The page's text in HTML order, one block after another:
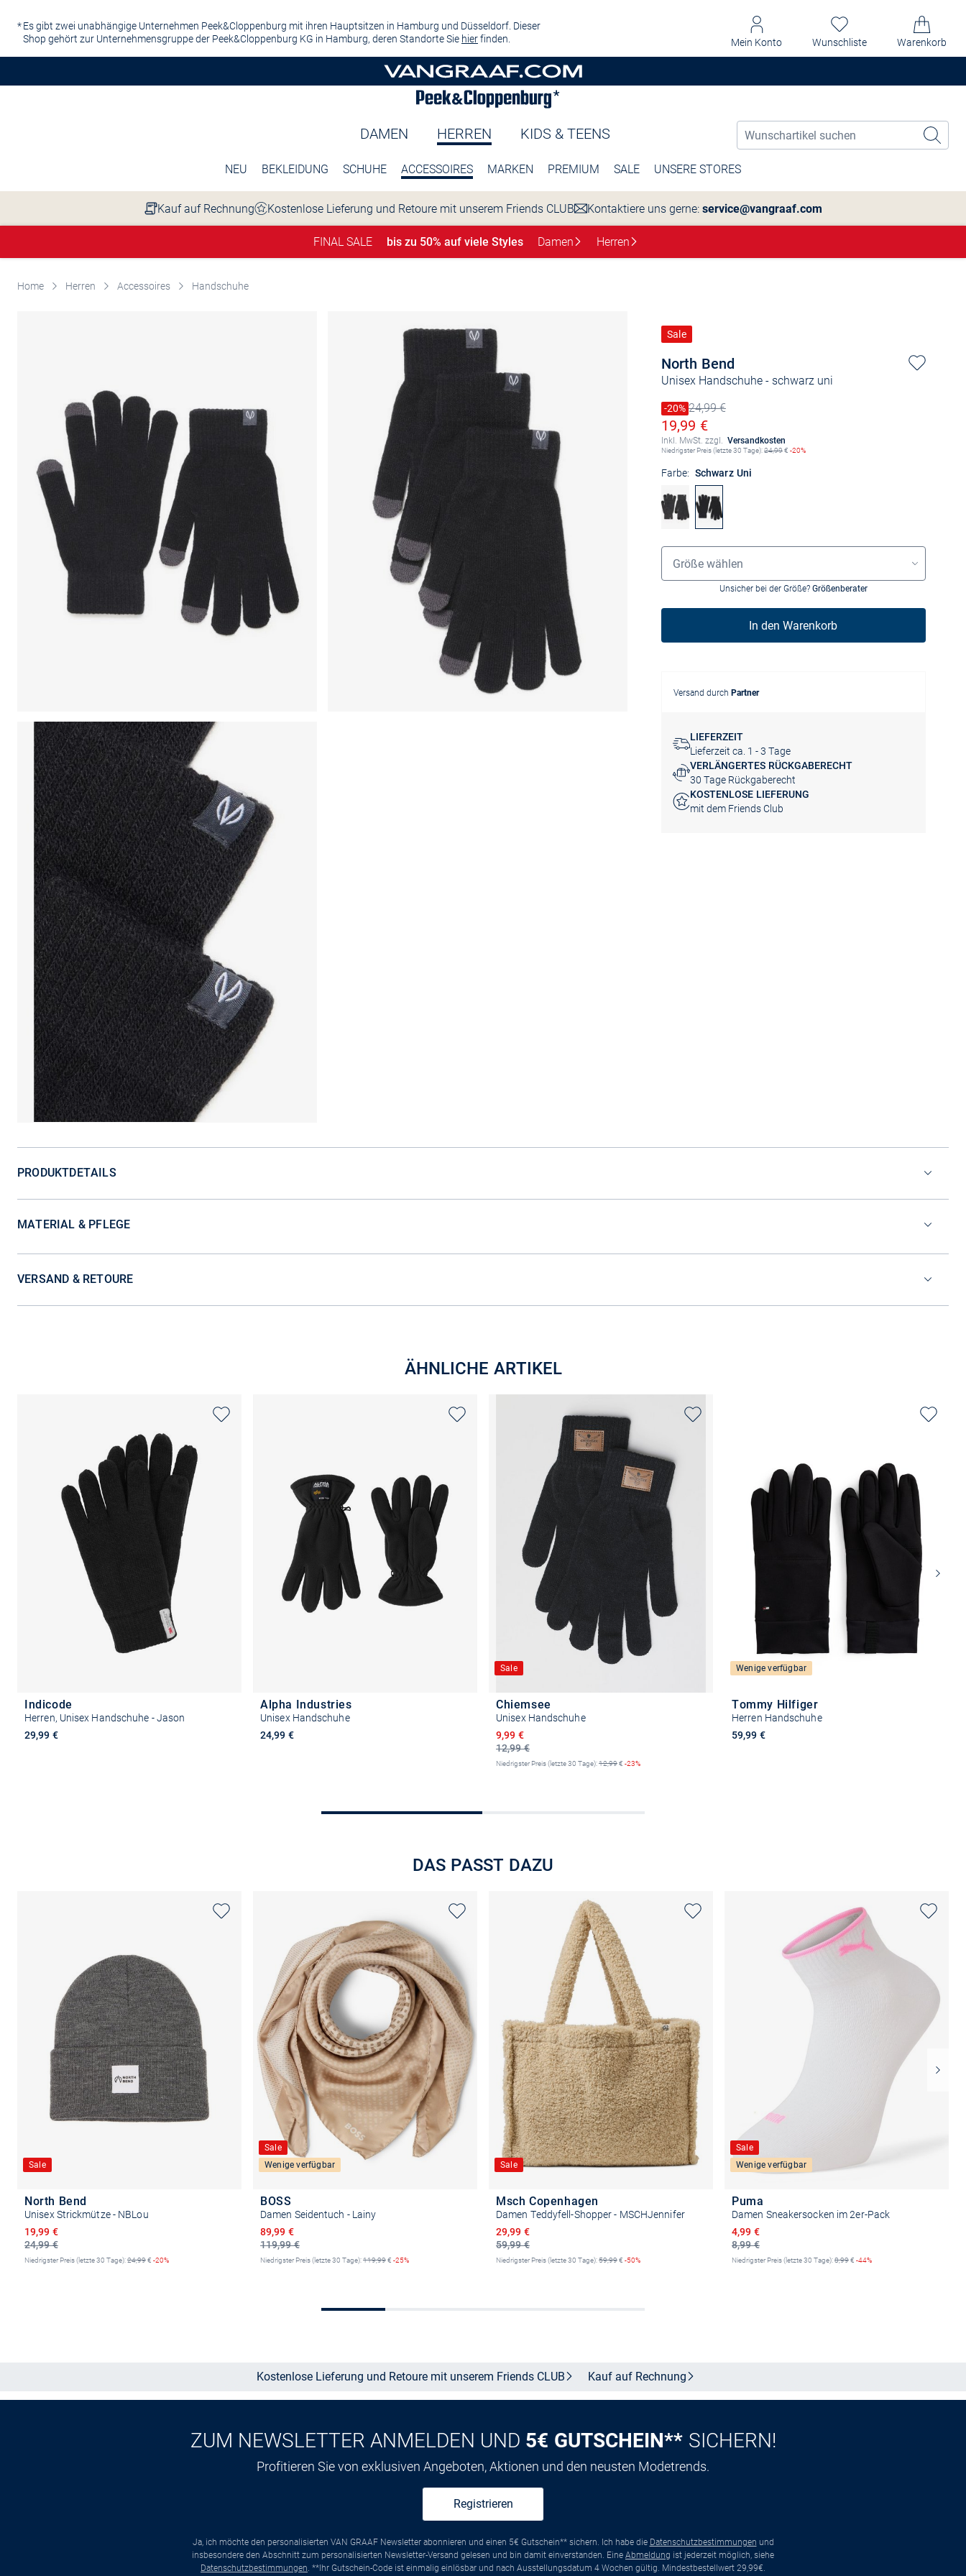
Es gibt zwei unabhängige Unternehmen Peek&Cloppenburg mit ihren Hauptsitzen in Hamburg und Düsseldorf. Dieser
Shop gehört zur Unternehmensgruppe der Peek&Cloppenburg KG in Hamburg, deren Standorte Sie hierfinden. Mein Konto Wunschliste Warenkorb
DAMEN HERREN KIDS & TEENS
NEU BEKLEIDUNG SCHUHE ACCESSOIRES MARKEN PREMIUM SALE UNSERE STORES
Kauf auf Rechnung Kostenlose Lieferung und Retoure mit unserem Friends CLUB Kontaktiere uns gerne: service@vangraaf.com
FINAL SALE bis zu 50% auf viele Styles Damen Herren
Home Herren Accessoires Handschuhe
North Bend
Unisex Handschuhe- schwarz uni
Sale
Preis reduziert um
-20%
Alter Preis24,99 €
Ermäßigter Preis
19,99 €
Inkl. MwSt. zzgl. Versandkosten
Niedrigster Preis (letzte 30 Tage):24,99€ -20%
Farbe: Schwarz Uni
Größenauswahl
Größe wählen
Unsicher bei der Größe? Größenberater
In den Warenkorb
Versand durch Partner
LIEFERZEIT
Lieferzeit ca. 1 - 3 Tage
VERLÄNGERTES RÜCKGABERECHT
30 Tage Rückgaberecht
KOSTENLOSE LIEFERUNG
mit dem Friends Club
PRODUKTDETAILS
MATERIAL & PFLEGE
VERSAND & RETOURE
ÄHNLICHE ARTIKEL
Indicode
Herren, Unisex Handschuhe - Jason
29,99 €
Alpha Industries
Unisex Handschuhe
24,99 €
Größe auswählen
Sale
Chiemsee
Unisex Handschuhe
12,99 €
Ermäßigter Preis
9,99 €
Niedrigster Preis (letzte 30 Tage):12,99€ -23%
Wenige verfügbar
Tommy Hilfiger
Herren Handschuhe
59,99 €
DAS PASST DAZU
Sale
North Bend
Unisex Strickmütze - NBLou
24,99 €
Ermäßigter Preis
19,99 €
Niedrigster Preis (letzte 30 Tage):24,99€ -20%
Sale
Wenige verfügbar
BOSS
Damen Seidentuch - Lainy
119,99 €
Ermäßigter Preis
89,99 €
Niedrigster Preis (letzte 30 Tage):119,99€ -25%
Sale
Msch Copenhagen
Damen Teddyfell-Shopper - MSCHJennifer
59,99 €
Ermäßigter Preis
29,99 €
Niedrigster Preis (letzte 30 Tage):59,99€ -50%
Sale
Wenige verfügbar
Puma
Damen Sneakersocken im 2er-Pack
8,99 €
Ermäßigter Preis
4,99 €
Niedrigster Preis (letzte 30 Tage):8,99€ -44%
Kostenlose Lieferung und Retoure mit unserem Friends CLUB Kauf auf Rechnung
ZUM NEWSLETTER ANMELDEN UND 5€ GUTSCHEIN** SICHERN!
Profitieren Sie von exklusiven Angeboten, Aktionen und den neusten Modetrends.
Registrieren
Ja, ich möchte den personalisierten VAN GRAAF Newsletter abonnieren und einen 5€ Gutschein** sichern. Ich habe die Datenschutzbestimmungen und
insbesondere den Abschnitt zum personalisierten Newsletter-Versand gelesen und bin damit einverstanden. Eine Abmeldung ist jederzeit möglich, siehe
Datenschutzbestimmungen . **Ihr Gutschein-Code ist einmalig einlösbar und nach Ausstellungsdatum 4 Wochen gültig. Mindestbestellwert 29,99€.